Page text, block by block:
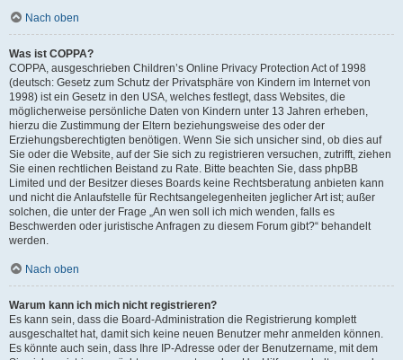
Nach oben
Was ist COPPA?
COPPA, ausgeschrieben Children’s Online Privacy Protection Act of 1998
(deutsch: Gesetz zum Schutz der Privatsphäre von Kindern im Internet von
1998) ist ein Gesetz in den USA, welches festlegt, dass Websites, die
möglicherweise persönliche Daten von Kindern unter 13 Jahren erheben,
hierzu die Zustimmung der Eltern beziehungsweise des oder der
Erziehungsberechtigten benötigen. Wenn Sie sich unsicher sind, ob dies auf
Sie oder die Website, auf der Sie sich zu registrieren versuchen, zutrifft, ziehen
Sie einen rechtlichen Beistand zu Rate. Bitte beachten Sie, dass phpBB
Limited und der Besitzer dieses Boards keine Rechtsberatung anbieten kann
und nicht die Anlaufstelle für Rechtsangelegenheiten jeglicher Art ist; außer
solchen, die unter der Frage „An wen soll ich mich wenden, falls es
Beschwerden oder juristische Anfragen zu diesem Forum gibt?“ behandelt
werden.
Nach oben
Warum kann ich mich nicht registrieren?
Es kann sein, dass die Board-Administration die Registrierung komplett
ausgeschaltet hat, damit sich keine neuen Benutzer mehr anmelden können.
Es könnte auch sein, dass Ihre IP-Adresse oder der Benutzername, mit dem